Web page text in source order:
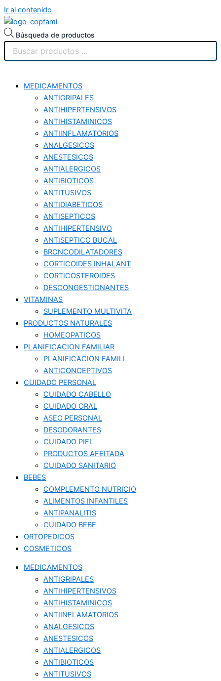
Ir al contenido
Búsqueda de productos
MEDICAMENTOS
ANTIGRIPALES
ANTIHIPERTENSIVOS
ANTIHISTAMINICOS
ANTIINFLAMATORIOS
ANALGESICOS
ANESTESICOS
ANTIALERGICOS
ANTIBIOTICOS
ANTITUSIVOS
ANTIDIABETICOS
ANTISEPTICOS
ANTIHIPERTENSIVO
ANTISEPTICO BUCAL
BRONCODILATADORES
CORTICOIDES INHALANT
CORTICOSTEROIDES
DESCONGESTIONANTES
VITAMINAS
SUPLEMENTO MULTIVITA
PRODUCTOS NATURALES
HOMEOPATICOS
PLANIFICACION FAMILIAR
PLANIFICACION FAMILI
ANTICONCEPTIVOS
CUIDADO PERSONAL
CUIDADO CABELLO
CUIDADO ORAL
ASEO PERSONAL
DESODORANTES
CUIDADO PIEL
PRODUCTOS AFEITADA
CUIDADO SANITARIO
BEBES
COMPLEMENTO NUTRICIO
ALIMENTOS INFANTILES
ANTIPANALITIS
CUIDADO BEBE
ORTOPEDICOS
COSMETICOS
MEDICAMENTOS
ANTIGRIPALES
ANTIHIPERTENSIVOS
ANTIHISTAMINICOS
ANTIINFLAMATORIOS
ANALGESICOS
ANESTESICOS
ANTIALERGICOS
ANTIBIOTICOS
ANTITUSIVOS